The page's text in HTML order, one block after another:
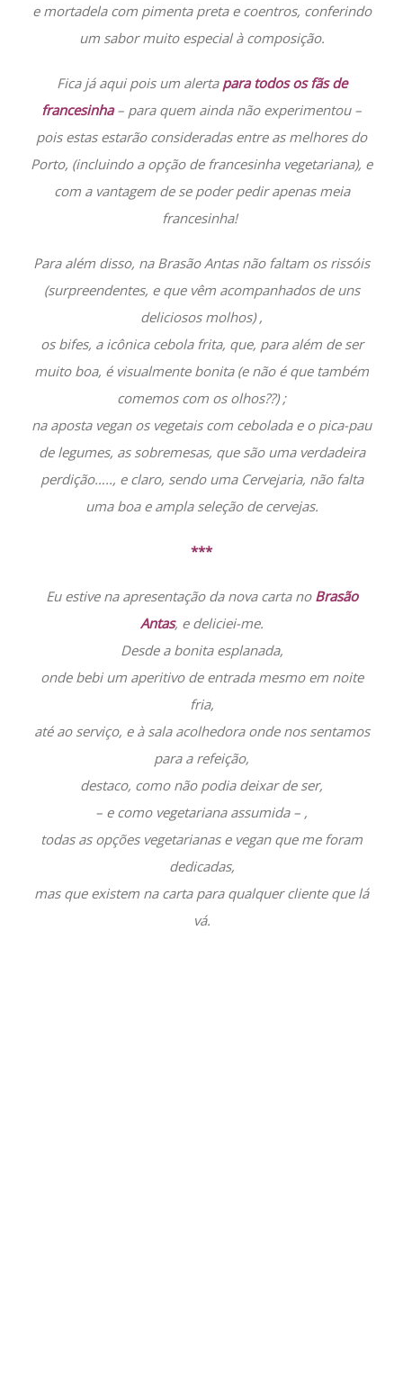
e mortadela com pimenta preta e coentros, conferindo
um sabor muito especial à composição.
Fica já aqui pois um alerta para todos os fãs de
francesinha– para quem ainda não experimentou –
pois estas estarão consideradas entre as melhores do
Porto, (incluindo a opção de francesinha vegetariana), e
com a vantagem de se poder pedir apenas meia
francesinha!
Para além disso, na Brasão Antas não faltam os rissóis
(surpreendentes, e que vêm acompanhados de uns
deliciosos molhos) ,
os bifes, a icônica cebola frita, que, para além de ser
muito boa, é visualmente bonita (e não é que também
comemos com os olhos??) ;
na aposta vegan os vegetais com cebolada e o pica-pau
de legumes, as sobremesas, que são uma verdadeira
perdição….., e claro, sendo uma Cervejaria, não falta
uma boa e ampla seleção de cervejas.
***
Eu estive na apresentação da nova carta no Brasão
Antas, e deliciei-me.
Desde a bonita esplanada,
onde bebi um aperitivo de entrada mesmo em noite
fria,
até ao serviço, e à sala acolhedora onde nos sentamos
para a refeição,
destaco, como não podia deixar de ser,
– e como vegetariana assumida – ,
todas as opções vegetarianas e vegan que me foram
dedicadas,
mas que existem na carta para qualquer cliente que lá
vá.